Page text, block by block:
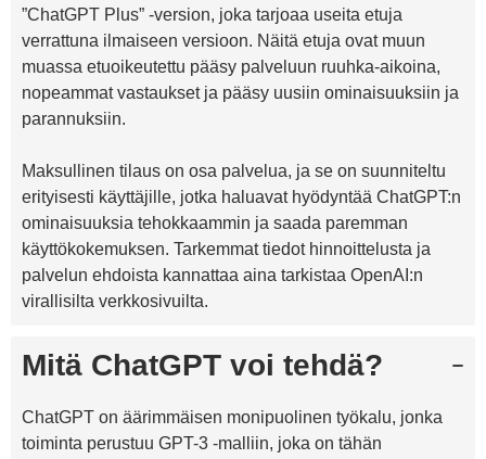
”ChatGPT Plus” -version, joka tarjoaa useita etuja
verrattuna ilmaiseen versioon. Näitä etuja ovat muun
muassa etuoikeutettu pääsy palveluun ruuhka-aikoina,
nopeammat vastaukset ja pääsy uusiin ominaisuuksiin ja
parannuksiin.
Maksullinen tilaus on osa palvelua, ja se on suunniteltu
erityisesti käyttäjille, jotka haluavat hyödyntää ChatGPT:n
ominaisuuksia tehokkaammin ja saada paremman
käyttökokemuksen. Tarkemmat tiedot hinnoittelusta ja
palvelun ehdoista kannattaa aina tarkistaa OpenAI:n
virallisilta verkkosivuilta.
Mitä ChatGPT voi tehdä?
ChatGPT on äärimmäisen monipuolinen työkalu, jonka
toiminta perustuu GPT-3 -malliin, joka on tähän